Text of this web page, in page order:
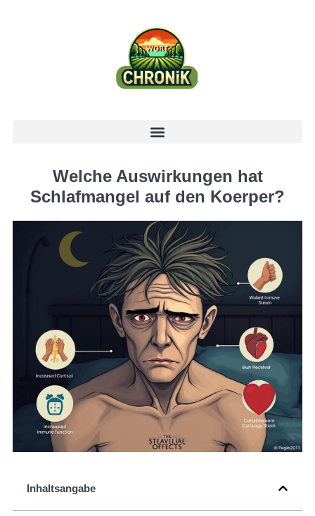
Welche Auswirkungen hat
Schlafmangel auf den Koerper?
Inhaltsangabe